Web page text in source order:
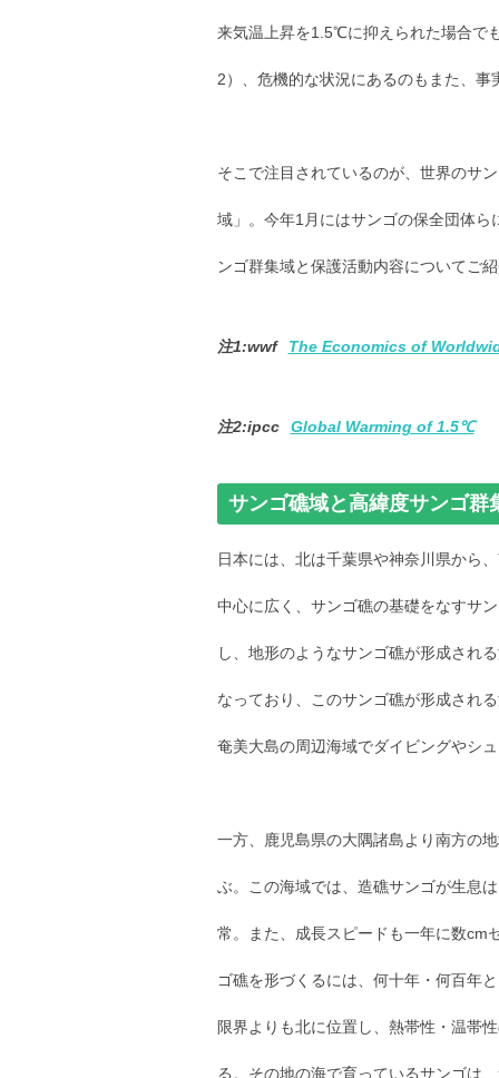
来気温上昇を1.5℃に抑えられた場合で
2）、危機的な状況にあるのもまた、事
そこで注目されているのが、世界のサ
域」。今年1月にはサンゴの保全団体
ンゴ群集域と保護活動内容についてご
注1:wwf The Economics of
注2:ipcc Global Warming of 1.5℃
サンゴ礁域と高緯度サンゴ群
日本には、北は千葉県や神奈川県から
中心に広く、サンゴ礁の基礎をなすサ
し、地形のようなサンゴ礁が形成され
なっており、このサンゴ礁が形成され
奄美大島の周辺海域でダイビングやシ
一方、鹿児島県の大隅諸島より南方の
ぶ。この海域では、造礁サンゴが生息
常。また、成長スピードも一年に数cm
ゴ礁を形づくるには、何十年・何百年
限界よりも北に位置し、熱帯性・温帯
る。その地の海で育っているサンゴは